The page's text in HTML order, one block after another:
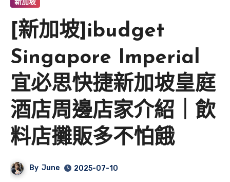
新加坡
[新加坡]ibudget
Singapore Imperial
宜必思快捷新加坡皇庭
酒店周邊店家介紹｜飲
料店攤販多不怕餓
By June 2025-07-10